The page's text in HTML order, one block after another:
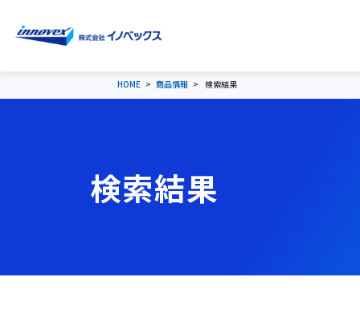
HOME 商品情報 検索結果
検索結果